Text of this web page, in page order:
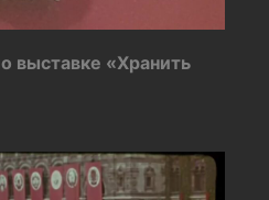
выставке «Хранить